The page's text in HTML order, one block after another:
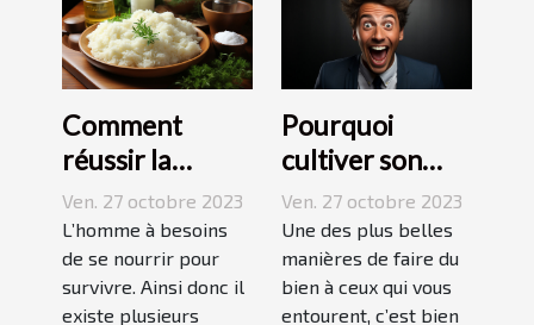
Comment
réussir la
préparation du
riz ?
Ven. 27 octobre 2023
L’homme à besoins
de se nourrir pour
survivre. Ainsi donc il
existe plusieurs
Pourquoi
cultiver son
esprit
humoristique ?
Ven. 27 octobre 2023
Une des plus belles
manières de faire du
bien à ceux qui vous
entourent, c’est bien